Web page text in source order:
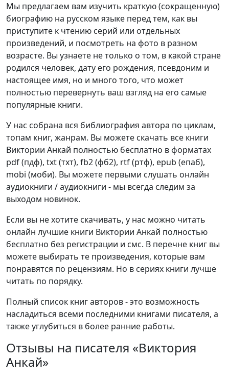
Мы предлагаем вам изучить краткую (сокращенную)
биографию на русском языке перед тем, как вы
приступите к чтению серий или отдельных
произведений, и посмотреть на фото в разном
возрасте. Вы узнаете не только о том, в какой стране
родился человек, дату его рождения, псевдоним и
настоящее имя, но и много того, что может
полностью перевернуть ваш взгляд на его самые
популярные книги.
У нас собрана вся библиография автора по циклам,
топам книг, жанрам. Вы можете скачать все книги
Виктории Анкай полностью бесплатно в форматах
pdf (пдф), txt (тхт), fb2 (фб2), rtf (ртф), epub (епаб),
mobi (моби). Вы можете первыми слушать онлайн
аудиокниги / аудиокниги - мы всегда следим за
выходом новинок.
Если вы не хотите скачивать, у нас можно читать
онлайн лучшие книги Виктории Анкай полностью
бесплатно без регистрации и смс. В перечне книг вы
можете выбирать те произведения, которые вам
понравятся по рецензиям. Но в сериях книги лучше
читать по порядку.
Полный список книг авторов - это возможность
насладиться всеми последними книгами писателя, а
также углубиться в более ранние работы.
Отзывы на писателя «Виктория
Анкай»